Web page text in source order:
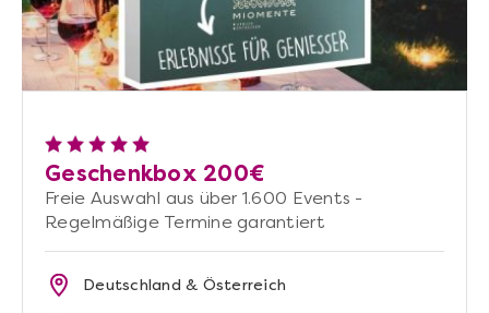
Geschenkbox 200€
Freie Auswahl aus über 1.600 Events -
Regelmäßige Termine garantiert
Deutschland & Österreich